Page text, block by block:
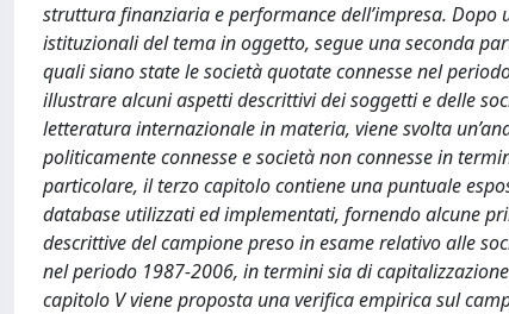
struttura finanziaria e performance dell’impresa.
istituzionali del tema in oggetto, segue una seconda
quali siano state le società quotate connesse nel
illustrare alcuni aspetti descrittivi dei soggetti e delle
letteratura internazionale in materia, viene svolta
politicamente connesse e società non connesse in
particolare, il terzo capitolo contiene una puntuale
database utilizzati ed implementati, fornendo alcune
descrittive del campione preso in esame relativo alle
nel periodo 1987-2006, in termini sia di
capitolo V viene proposta una verifica empirica sul